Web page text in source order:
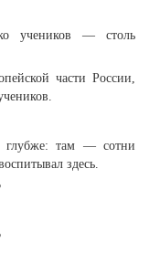
учеников — столь
части России,
там — сотни
здесь.